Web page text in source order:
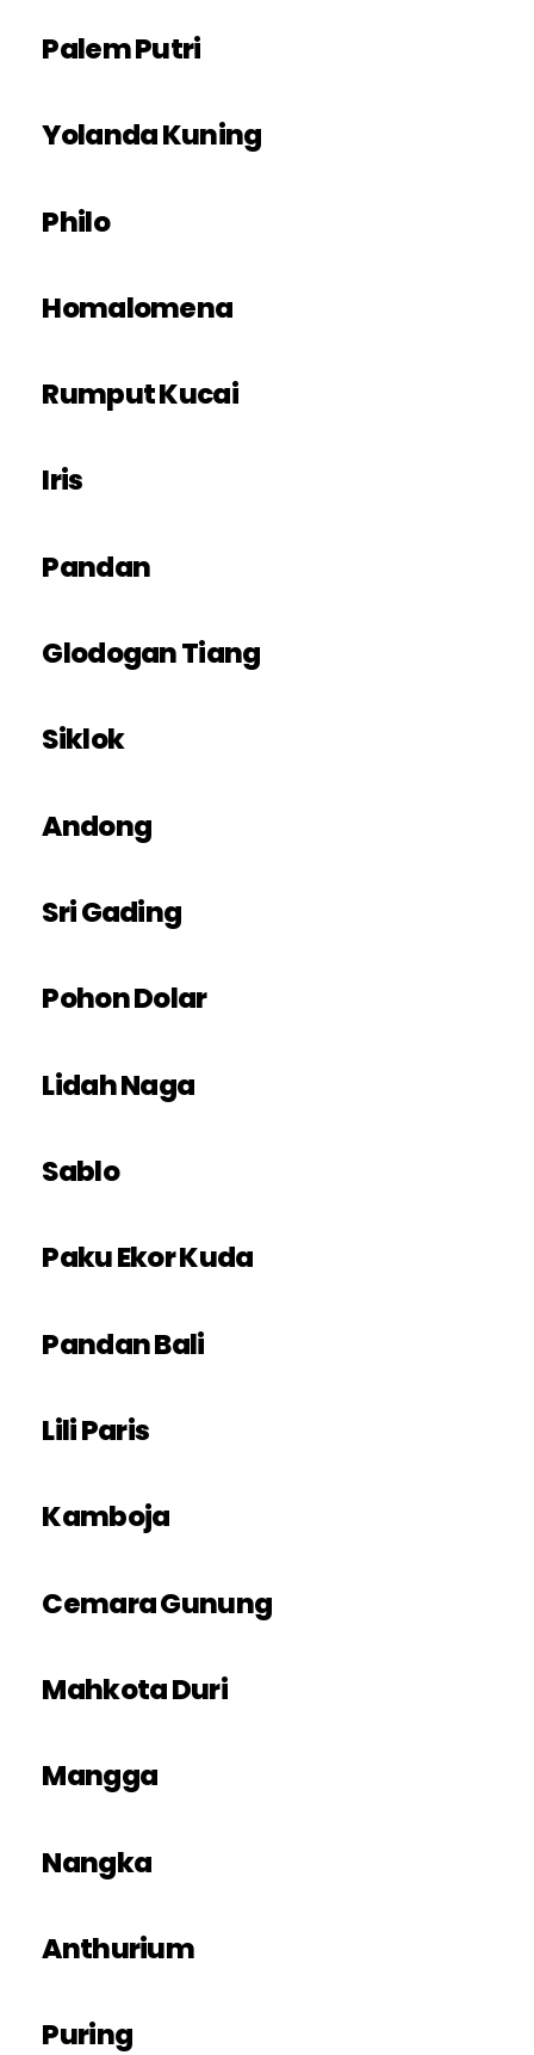
Palem Putri
Yolanda Kuning
Philo
Homalomena
Rumput Kucai
Iris
Pandan
Glodogan Tiang
Siklok
Andong
Sri Gading
Pohon Dolar
Lidah Naga
Sablo
Paku Ekor Kuda
Pandan Bali
Lili Paris
Kamboja
Cemara Gunung
Mahkota Duri
Mangga
Nangka
Anthurium
Puring